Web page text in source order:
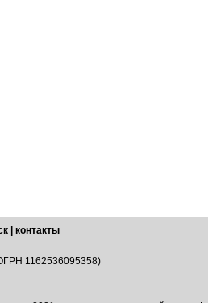
контакты
1162536095358)